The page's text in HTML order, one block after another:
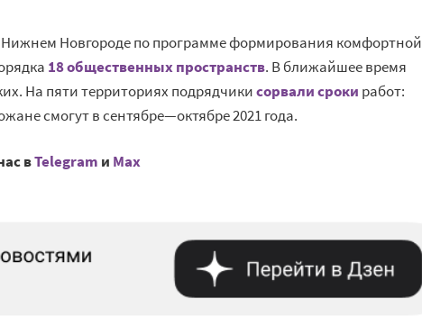
Новгороде по программе формирования комфортной
18 общественных пространств. В ближайшее время
На пяти территориях подрядчикисорвали сроки работ:
смогут в сентябре—октябре 2021 года.
вTelegram и Mах